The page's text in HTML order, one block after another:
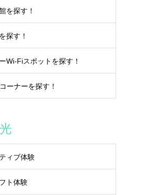
を探す！
探す！
Wi-Fiスポットを探す！
ーナーを探す！
ィブ体験
ト体験